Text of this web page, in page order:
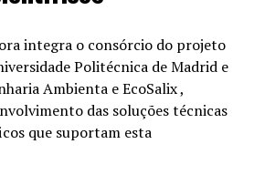
integra o consórcio do projeto
Politécnica de Madrid e
Ambienta e EcoSalix ,
das soluções técnicas
que suportam esta